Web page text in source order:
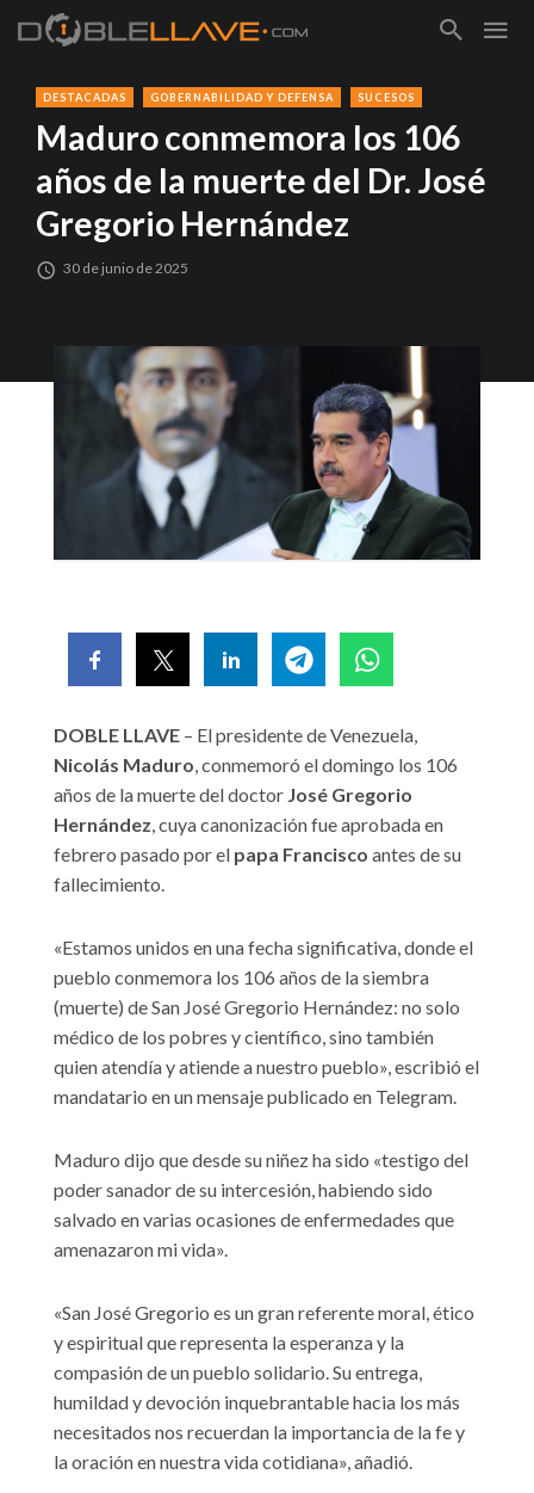
DESTACADAS GOBERNABILIDAD Y DEFENSA SUCESOS
Maduro conmemora los 106
años de la muerte del Dr. José
Gregorio Hernández
30 de junio de 2025
DOBLE LLAVE – El presidente de Venezuela,
Nicolás Maduro, conmemoró el domingo los 106
años de la muerte del doctor José Gregorio
Hernández, cuya canonización fue aprobada en
febrero pasado por el papa Francisco antes de su
fallecimiento.
«Estamos unidos en una fecha significativa, donde el
pueblo conmemora los 106 años de la siembra
(muerte) de San José Gregorio Hernández: no solo
médico de los pobres y científico, sino también
quien atendía y atiende a nuestro pueblo», escribió el
mandatario en un mensaje publicado en Telegram.
Maduro dijo que desde su niñez ha sido «testigo del
poder sanador de su intercesión, habiendo sido
salvado en varias ocasiones de enfermedades que
amenazaron mi vida».
«San José Gregorio es un gran referente moral, ético
y espiritual que representa la esperanza y la
compasión de un pueblo solidario. Su entrega,
humildad y devoción inquebrantable hacia los más
necesitados nos recuerdan la importancia de la fe y
la oración en nuestra vida cotidiana», añadió.